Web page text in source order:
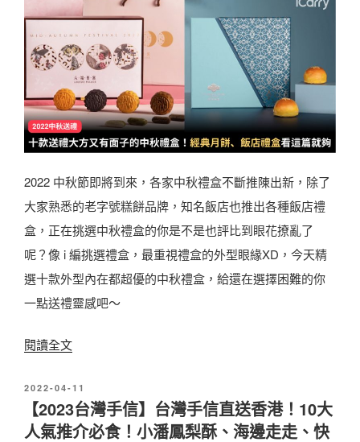
輩
、
創
意
、
企
業
送
禮
看
這
篇
！
麼
寄
？
2
0
2
禮
盒
推
薦
清
單
這
些
伴
手
2022 中秋節即將到來，各家中秋禮盒不斷推陳出新，除了
大家熟悉的老字號糕餅品牌，知名飯店也推出各種飯店禮
盒，正在挑選中秋禮盒的你是不是也評比到眼花撩亂了
呢？像 i 編挑選禮盒，最重視禮盒的外型眼緣XD，今天精
選十款外型內在都超優的中秋禮盒，給還在選擇困難的你
一點送禮靈感吧～
閱讀全文〈
0
2
發
佈
於
2022-04-11
【2023台灣手信】台灣手信直送香港！10大
人氣推介必食！小潘鳳梨酥、海邊走走、快